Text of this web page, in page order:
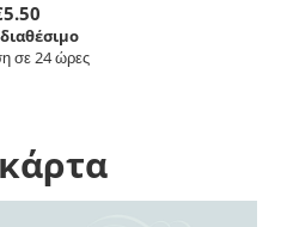
5.50
σε 24 ώρες